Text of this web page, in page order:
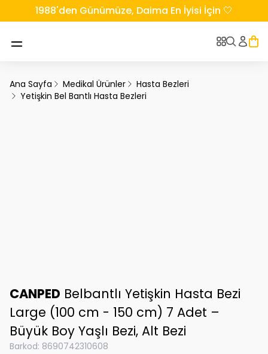
1988'den Günümüze, Daima En İyisi İçin 🤍
Ana Sayfa Medikal Ürünler
Hasta Bezleri
Yetişkin Bel Bantlı Hasta Bezleri
CANPED Belbantlı Yetişkin Hasta Bezi
Large (100 cm - 150 cm) 7 Adet –
Büyük Boy Yaşlı Bezi, Alt Bezi
Barkod: 8690742310608